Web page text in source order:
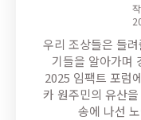
우리 조상들은 들
기들을 알아가며
2025 임팩트 포럼
카 원주민의 유산
송에 나선